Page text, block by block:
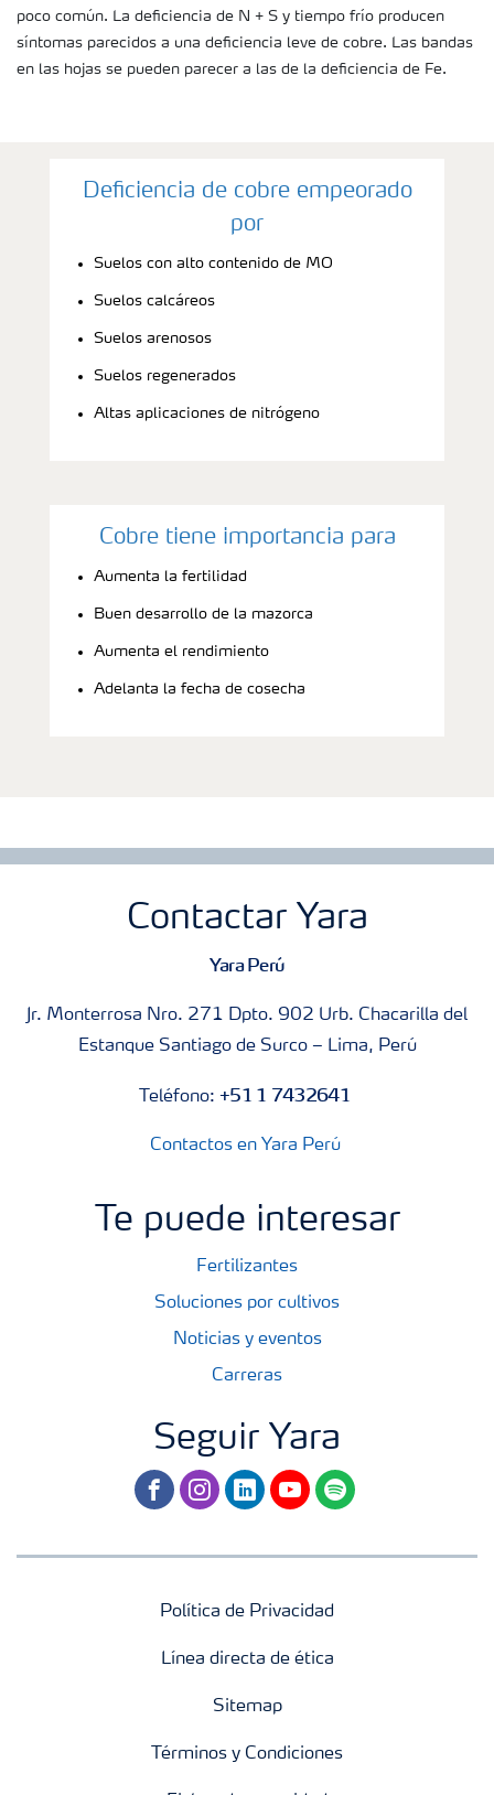
poco común. La deficiencia de N + S y tiempo frío producen
síntomas parecidos a una deficiencia leve de cobre. Las bandas
en las hojas se pueden parecer a las de la deficiencia de Fe.
Deficiencia de cobre empeorado
por
Suelos con alto contenido de MO
Suelos calcáreos
Suelos arenosos
Suelos regenerados
Altas aplicaciones de nitrógeno
Cobre tiene importancia para
Aumenta la fertilidad
Buen desarrollo de la mazorca
Aumenta el rendimiento
Adelanta la fecha de cosecha
Contactar Yara
Yara Perú
Jr. Monterrosa Nro. 271 Dpto. 902 Urb. Chacarilla del
Estanque Santiago de Surco – Lima, Perú
Teléfono:+51 1 7432641
Contactos en Yara Perú
Te puede interesar
Fertilizantes
Soluciones por cultivos
Noticias y eventos
Carreras
Seguir Yara
facebookinstagram
linkedinyoutubespotify
Política de Privacidad
Línea directa de ética
Sitemap
Términos y Condiciones